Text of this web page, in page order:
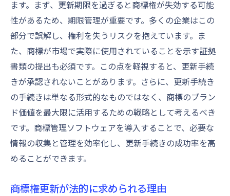
情報収集の成功事例に学ぶ商標更新
企業ブランド価値を守る商標更新の実践法
ブランド価値を高める商標更新の施策
商標更新がブランド戦略に与える影響
ブランド保護のための商標更新実施例
商標更新でブランド価値を維持する方法
更新手続きにおけるブランド価値の見直し
商標更新によるブランド強化の成功事例
ます。まず、更新期限を過ぎると商標権が失効する可能
性があるため、期限管理が重要です。多くの企業はこの
部分で誤解し、権利を失うリスクを抱えています。ま
た、商標が市場で実際に使用されていることを示す証拠
書類の提出も必須です。この点を軽視すると、更新手続
きが承認されないことがあります。さらに、更新手続き
の手続きは単なる形式的なものではなく、商標のブラン
ド価値を最大限に活用するための戦略として考えるべき
です。商標管理ソフトウェアを導入することで、必要な
情報の収集と管理を効率化し、更新手続きの成功率を高
めることができます。
商標権更新が法的に求められる理由